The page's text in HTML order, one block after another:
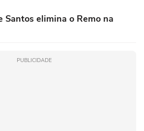
Santos elimina o Remo na
PUBLICIDADE